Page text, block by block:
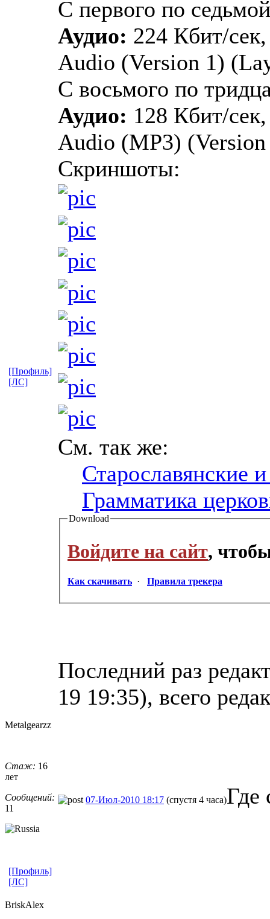
С первого по
Аудио: 224 Кбит/
Audio (Version 1)
С восьмого по
Аудио: 128 Кбит/
Audio (MP3)
Скриншоты:
См. так же:
Старославянские
Грамматика
Download
Войдите на сайт,
Как скачивать · Правила трекера
Последний раз
19 19:35), всего
[Профиль]
[ЛС]
Metalgearzz
Стаж: 16
лет
Сообщений:
11
07-Июл-2010 18:17 (спустя 4 часа)Где
[Профиль]
[ЛС]
BriskAlex